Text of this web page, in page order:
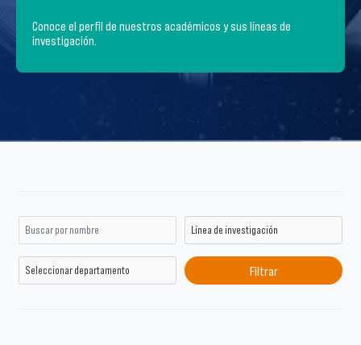
Conoce el perfil de nuestros académicos y sus líneas de
investigación.